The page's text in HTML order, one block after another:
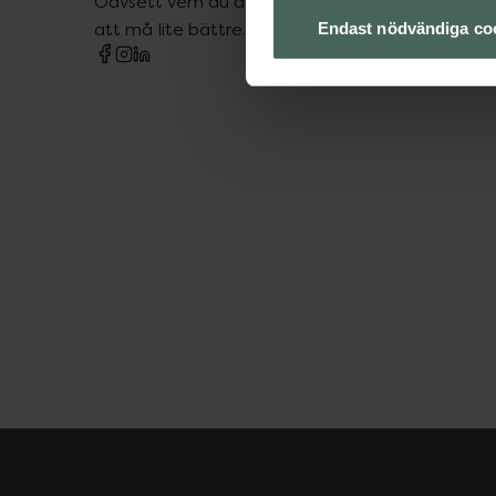
Endast nödvändiga
att må lite bättre. Välkommen att prata med